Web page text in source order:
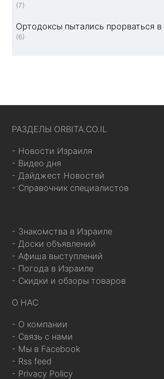
(7)
Ортодоксы пытались прорваться
(6)
РАЗДЕЛЫ ORBITA.CO.IL
- Новости Израиля
- Видео дня
- Дайджест Новостей
- Справочник специалистов
- Знакомства в Израиле
- Доски объявлений
- Афиша выступлений
- Погода в Израиле
- Скидки и обзоры товаров
О НАС
- О компании
- Связь с нами
- Мы в Facebook
- Rss feed
- Privacy Policy